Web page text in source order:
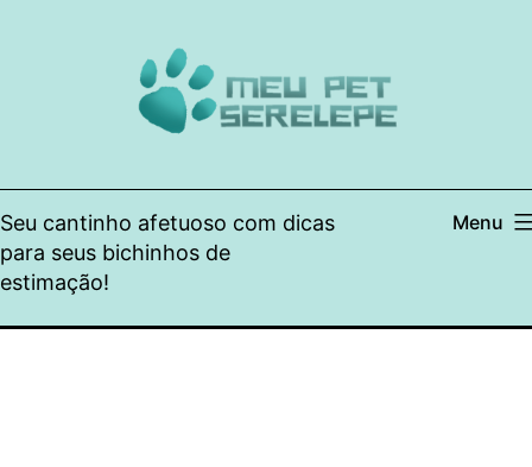
Seu cantinho afetuoso com dicas
para seus bichinhos de
estimação!
Menu